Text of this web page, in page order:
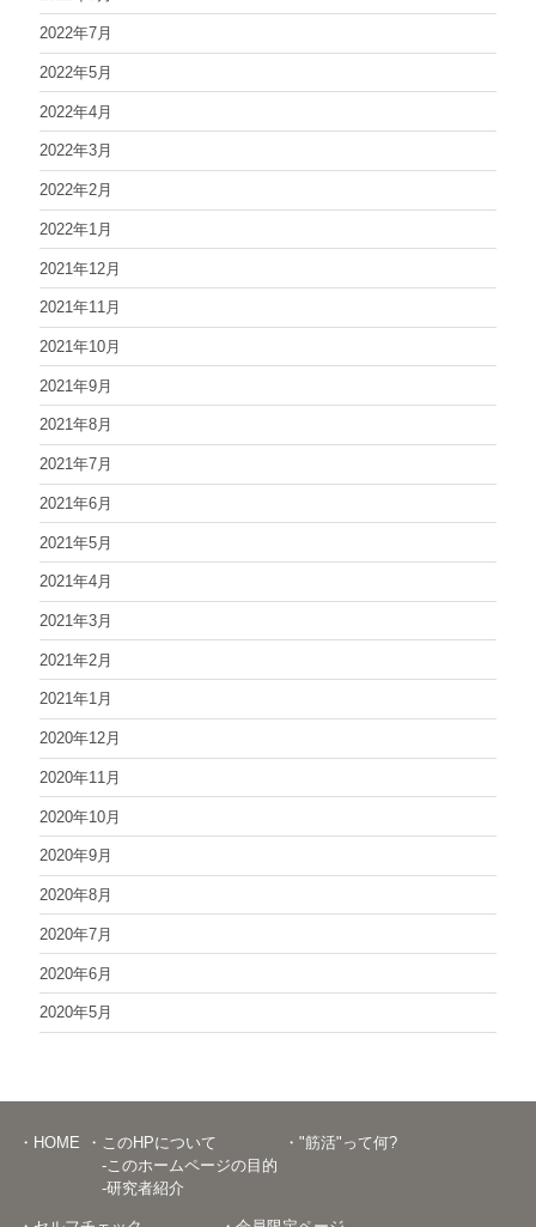
2022年7月
2022年5月
2022年4月
2022年3月
2022年2月
2022年1月
2021年12月
2021年11月
2021年10月
2021年9月
2021年8月
2021年7月
2021年6月
2021年5月
2021年4月
2021年3月
2021年2月
2021年1月
2020年12月
2020年11月
2020年10月
2020年9月
2020年8月
2020年7月
2020年6月
2020年5月
・HOME
・このHPについて
-このホームページの目的
-研究者紹介
・"筋活"って何?